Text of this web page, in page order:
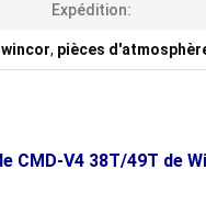
Expédition:
, pièces
CMD-V4 38T/49T de